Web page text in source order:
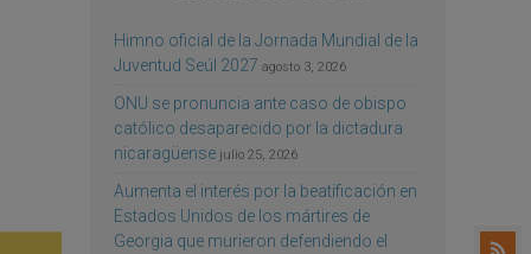
Himno oficial de la Jornada Mundial de la
Juventud Seúl 2027 agosto 3, 2026
ONU se pronuncia ante caso de obispo
católico desaparecido por la dictadura
nicaragüense julio 25, 2026
Aumenta el interés por la beatificación en
Estados Unidos de los mártires de
Georgia que murieron defendiendo el